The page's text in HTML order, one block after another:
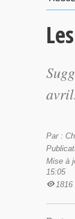
avril.
Par :
Mise à
15:05
1816